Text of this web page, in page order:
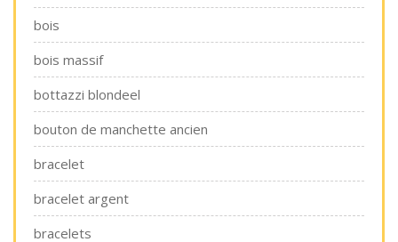
bois
bois massif
bottazzi blondeel
bouton de manchette ancien
bracelet
bracelet argent
bracelets